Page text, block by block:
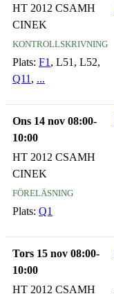
HT 2012 CSAMH
CINEK
kontrollskrivning
Plats: F1 , L51, L52,
Q11 , ...
Ons 14 nov 08:00-
10:00
HT 2012 CSAMH
CINEK
föreläsning
Plats: Q1
Tors 15 nov 08:00-
10:00
HT 2012 CSAMH